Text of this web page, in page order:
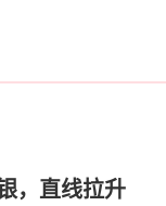
，直线拉升